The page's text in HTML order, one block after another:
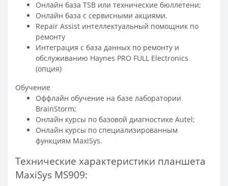
Онлайн база TSB или технические бюллетени;
Онлайн база с сервисными акциями.
Repair Assist интеллектуальный помощник по
ремонту
Интеграция с база данных по ремонту и
обслуживанию Haynes PRO FULL Electronics
(опция)
Обучение
Оффлайн обучение на базе лаборатории
BrainStorm;
Онлайн курсы по базовой диагностике Autel;
Онлайн курсы по специализированным
функциям MaxiSys.
Технические характеристики планшета
MaxiSys MS909: